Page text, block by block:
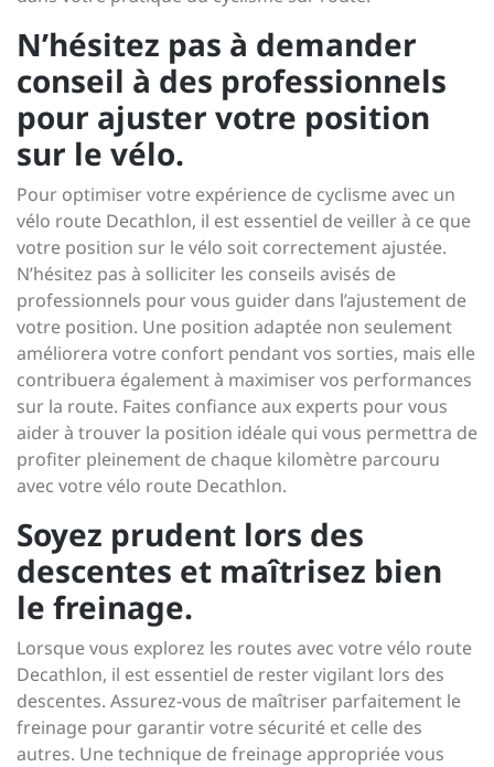
N’hésitez pas à demander
conseil à des professionnels
pour ajuster votre position
sur le vélo.
Pour optimiser votre expérience de cyclisme avec un
vélo route Decathlon, il est essentiel de veiller à ce que
votre position sur le vélo soit correctement ajustée.
N’hésitez pas à solliciter les conseils avisés de
professionnels pour vous guider dans l’ajustement de
votre position. Une position adaptée non seulement
améliorera votre confort pendant vos sorties, mais elle
contribuera également à maximiser vos performances
sur la route. Faites confiance aux experts pour vous
aider à trouver la position idéale qui vous permettra de
profiter pleinement de chaque kilomètre parcouru
avec votre vélo route Decathlon.
Soyez prudent lors des
descentes et maîtrisez bien
le freinage.
Lorsque vous explorez les routes avec votre vélo route
Decathlon, il est essentiel de rester vigilant lors des
descentes. Assurez-vous de maîtriser parfaitement le
freinage pour garantir votre sécurité et celle des
autres. Une technique de freinage appropriée vous